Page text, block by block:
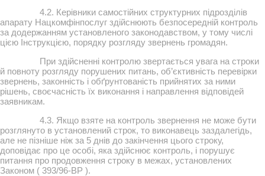
4.2. Керівники самостійних структурних підрозділів
апарату Нацкомфінпослуг здійснюють безпосередній контроль
за додержанням установленого законодавством, у тому числі
цією Інструкцією, порядку розгляду звернень громадян.
При здійсненні контролю звертається увага на строки
й повноту розгляду порушених питань, об’єктивність перевірки
звернень, законність і обґрунтованість прийнятих за ними
рішень, своєчасність їх виконання і направлення відповідей
заявникам.
4.3. Якщо взяте на контроль звернення не може бути
розглянуто в установлений строк, то виконавець заздалегідь,
але не пізніше ніж за 5 днів до закінчення цього строку,
доповідає про це особі, яка здійснює контроль, і порушує
питання про продовження строку в межах, установлених
Законом ( 393/96-ВР ).